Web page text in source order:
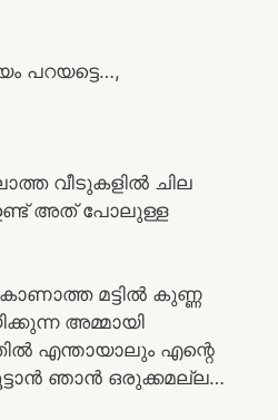
പറയട്ടെ…,
വീടുകളിൽ ചില
ഉണ്ട് അത് പോലുള്ള
മട്ടിൽ കുണ്ണ
അമ്മായി
എന്തായാലും എന്റെ
ഞാൻ ഒരുക്കമല്ല…